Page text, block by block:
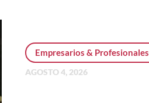
Empresarios & Profesionales
AGOSTO 4, 2026